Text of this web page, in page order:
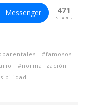
Messenger 471
SHARES
famosos
normalización